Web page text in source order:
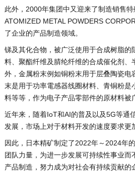
此外，2000年集团中又迎来了制造销售
ATOMIZED METAL POWDERS
了企业的产品制造领域。
锑及其化合物，被广泛使用于合成树脂的
料、聚酯纤维及腈纶纤维的合成催化剂、
外，金属粉末例如铜粉末用于层叠陶瓷电
末是用于功率電感器线圈材料、青铜粉是
料等等，作为电子产品零部件的原材料被
近年来，随着IoT和AI的普及以及5G等通
发展，市场上对于材料开发的速度要求更
因此，日本精矿制定了2022年～2024年
团队力量，为进一步发展可持续性事业而
产品制造，努力成为对社会有持续贡献的